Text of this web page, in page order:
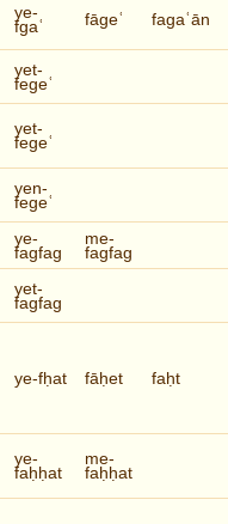
ye-
fgaʿ fāgeʿ fagaʿān
yet-
fegeʿ
yet-
fegeʿ
yen-
fegeʿ
ye-
fagfag
me-
fagfag
yet-
fagfag
ye-fḥat fāḥet faḥt
ye-
faḥḥat
me-
faḥḥat